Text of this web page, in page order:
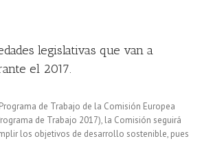
legislativas que van a
el 2017.
de Trabajo de la Comisión Europea
de Trabajo 2017), la Comisión seguirá
los objetivos de desarrollo sostenible, pues